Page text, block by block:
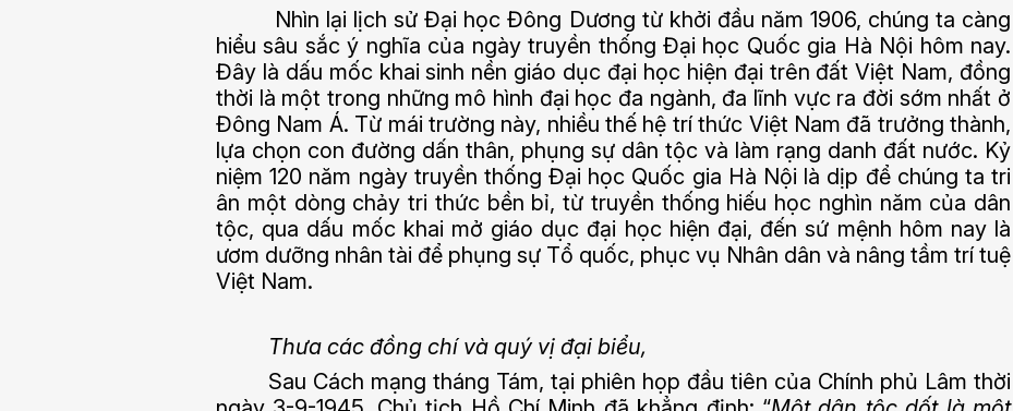
Nhìn lại lịch sử Đại học Đông Dương từ khởi đầu năm 1906, chúng ta càng
hiểu sâu sắc ý nghĩa của ngày truyền thống Đại học Quốc gia Hà Nội hôm nay.
Đây là dấu mốc khai sinh nền giáo dục đại học hiện đại trên đất Việt Nam, đồng
thời là một trong những mô hình đại học đa ngành, đa lĩnh vực ra đời sớm nhất ở
Đông Nam Á. Từ mái trường này, nhiều thế hệ trí thức Việt Nam đã trưởng thành,
lựa chọn con đường dấn thân, phụng sự dân tộc và làm rạng danh đất nước. Kỷ
niệm 120 năm ngày truyền thống Đại học Quốc gia Hà Nội là dịp để chúng ta tri
ân một dòng chảy tri thức bền bỉ, từ truyền thống hiếu học nghìn năm của dân
tộc, qua dấu mốc khai mở giáo dục đại học hiện đại, đến sứ mệnh hôm nay là
ươm dưỡng nhân tài để phụng sự Tổ quốc, phục vụ Nhân dân và nâng tầm trí tuệ
Việt Nam.
Thưa các đồng chí và quý vị đại biểu,
Sau Cách mạng tháng Tám, tại phiên họp đầu tiên của Chính phủ Lâm thời